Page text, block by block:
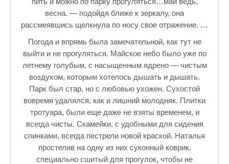
весна. — подойдя ближе к зеркалу, она
рассмеявшись щелкнула по носу свое отражение. …
Погода и впрямь была замечательной, как тут не
выйти и не прогуляться. Майское небо было уже по
летнему голубым, с насыщенным ядрено — чистым
воздухом, которым хотелось дышать и дышать.
Парк был стар, но с любовью ухожен. Сухостой
вовремя удалялся, как и лишний молодняк. Плитки
тротуара, были еще даже не взяты временем, и
всегда чисты. Скамейки, с удобными для сидения
спинками, всегда пестрели новой краской. Наталья
простелив на одну из них суконный коврик,
специально сшитый для прогулок, чтобы не